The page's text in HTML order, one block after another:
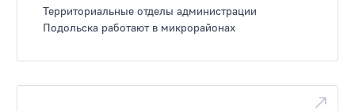
Территориальные отделы администрации
Подольска работают в микрорайонах